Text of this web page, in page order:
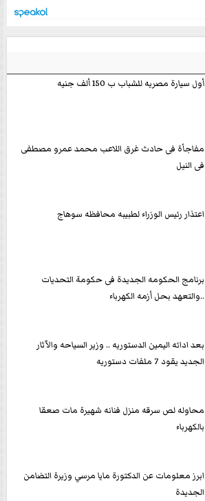
أول سيارة مصريه للشباب ب 150 ألف جنيه
مفاجأة فى حادث غرق اللاعب محمد عمرو مصطفى
فى النيل
اعتذار رئيس الوزراء لطبيبه محافظه سوهاج
برنامج الحكومه الجديدة فى حكومة التحديات
..والتعهد بحل أزمه الكهرباء
بعد ادائه اليمين الدستوريه .. وزير السياحه والآثار
الجديد يقود 7 ملفات دستوريه
محاوله لص سرقه منزل فنانه شهيرة مات صعقا
بالكهرباء
ابرز معلومات عن الدكتورة مايا مرسي وزيرة التضامن
الجديدة